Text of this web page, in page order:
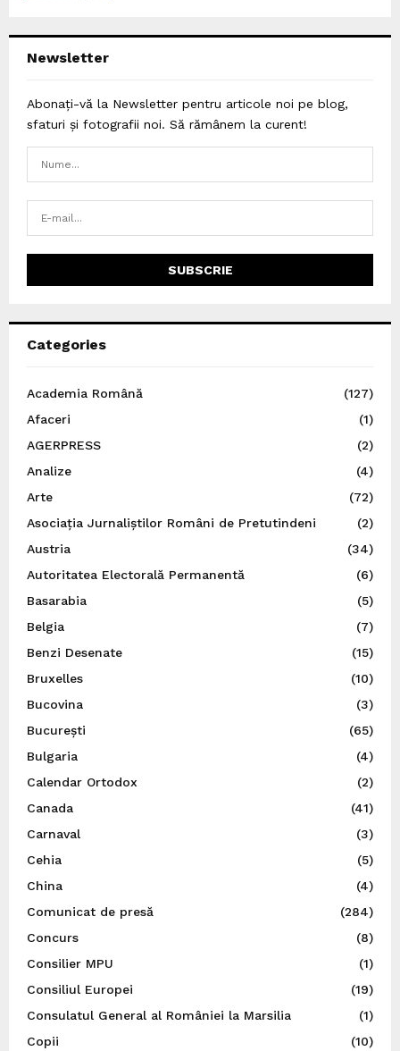
Newsletter
Abonați-vă la Newsletter pentru articole noi pe blog,
sfaturi și fotografii noi. Să rămânem la curent!
Categories
Academia Română
(127)
Afaceri
(1)
AGERPRESS
(2)
Analize
(4)
Arte
(72)
Asociația Jurnaliștilor Români de Pretutindeni
(2)
Austria
(34)
Autoritatea Electorală Permanentă
(6)
Basarabia
(5)
Belgia
(7)
Benzi Desenate
(15)
Bruxelles
(10)
Bucovina
(3)
București
(65)
Bulgaria
(4)
Calendar Ortodox
(2)
Canada
(41)
Carnaval
(3)
Cehia
(5)
China
(4)
Comunicat de presă
(284)
Concurs
(8)
Consilier MPU
(1)
Consiliul Europei
(19)
Consulatul General al României la Marsilia
(1)
Copii
(10)